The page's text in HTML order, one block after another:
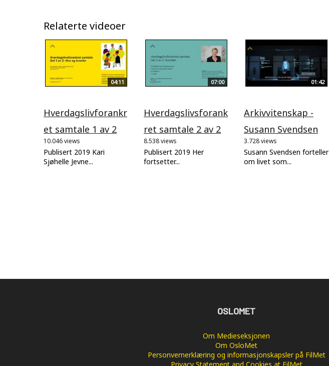
Relaterte videoer
04:11
Hverdagslivforankr
et samtale 1 av 2
10.046 views
Publisert 2019 Kari
Sjøhelle Jevne...
07:00
Hverdagslivsforank
ret samtale 2 av 2
8.538 views
Publisert 2019 Her
fortsetter...
01:42
Arkivvitenskap -
Susann Svendsen
3.728 views
Susann Svendsen forteller
om livet som...
OSLOMET
Om Medieseksjonen
Om OsloMet
Personvernerklæring og informasjonskapsler på FilMet